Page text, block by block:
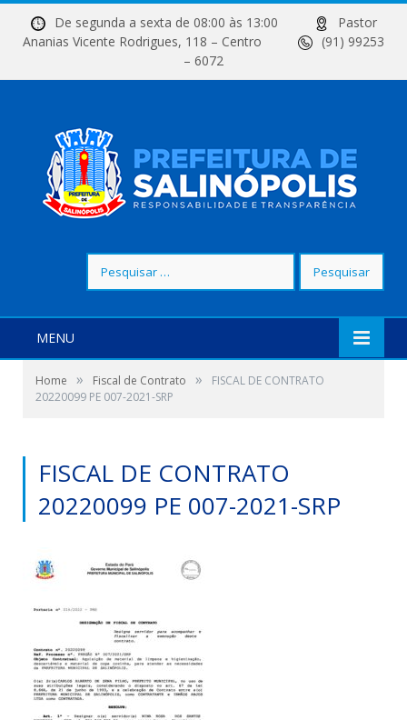
De segunda a sexta de 08:00 às 13:00
Pastor
Ananias Vicente Rodrigues, 118 – Centro
(91) 99253
– 6072
por:
MENU
Home » Fiscal de Contrato »
FISCAL DE CONTRATO
20220099 PE 007-2021-SRP
FISCAL DE CONTRATO
20220099 PE 007-2021-SRP